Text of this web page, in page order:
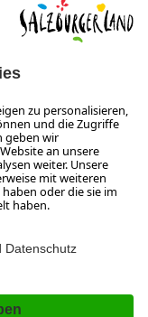
von 08:00
17:00 Uhr zur